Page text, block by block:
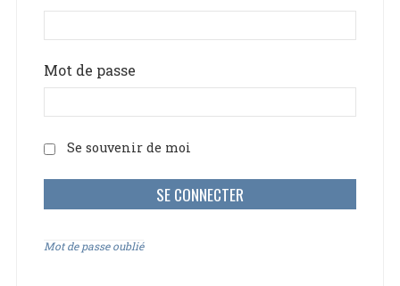
Mot de passe
Se souvenir de moi
Mot de passe oublié